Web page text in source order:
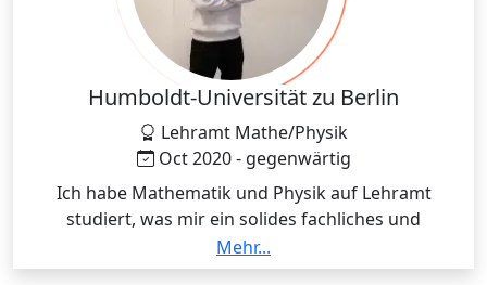
Humboldt-Universität zu Berlin
Lehramt Mathe/Physik
Oct 2020 - gegenwärtig
Ich habe Mathematik und Physik auf Lehramt
studiert, was mir ein solides fachliches und
didaktisches Fundament gegeben hat. Als Lehrer
habe ich gelernt, wie wichtig Struktur, Empathie und
Mehr...